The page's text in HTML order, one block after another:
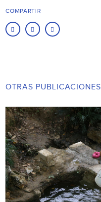
COMPARTIR
OTRAS PUBLICACIONES